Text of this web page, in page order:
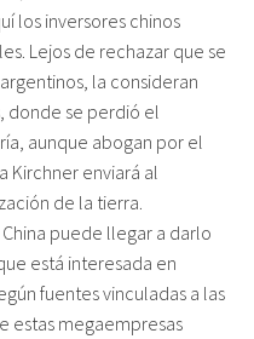
los inversores chinos
Lejos de rechazar que se
la consideran
donde se perdió el
aunque abogan por el
Kirchner enviará al
de la tierra.
puede llegar a darlo
está interesada en
fuentes vinculadas a las
estas megaempresas